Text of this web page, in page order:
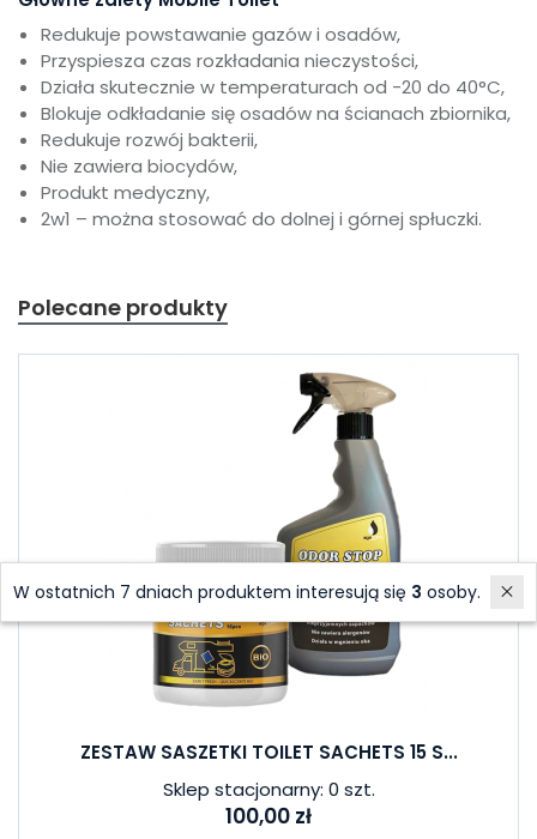
Redukuje powstawanie gazów i osadów,
Przyspiesza czas rozkładania nieczystości,
Działa skutecznie w temperaturach od -20 do 40°C,
Blokuje odkładanie się osadów na ścianach zbiornika,
Redukuje rozwój bakterii,
Nie zawiera biocydów,
Produkt medyczny,
2w1 – można stosować do dolnej i górnej spłuczki.
Polecane produkty
ZESTAW SASZETKI TOILET SACHETS 15 S...
Sklep stacjonarny: 0 szt.
100,00 zł
W ostatnich 7 dniach produktem interesują się 3 osoby.